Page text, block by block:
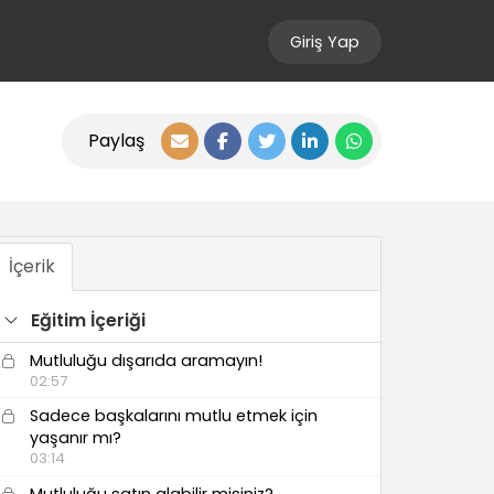
Giriş Yap
Paylaş
İçerik
Eğitim İçeriği
Mutluluğu dışarıda aramayın!
02:57
Sadece başkalarını mutlu etmek için
yaşanır mı?
03:14